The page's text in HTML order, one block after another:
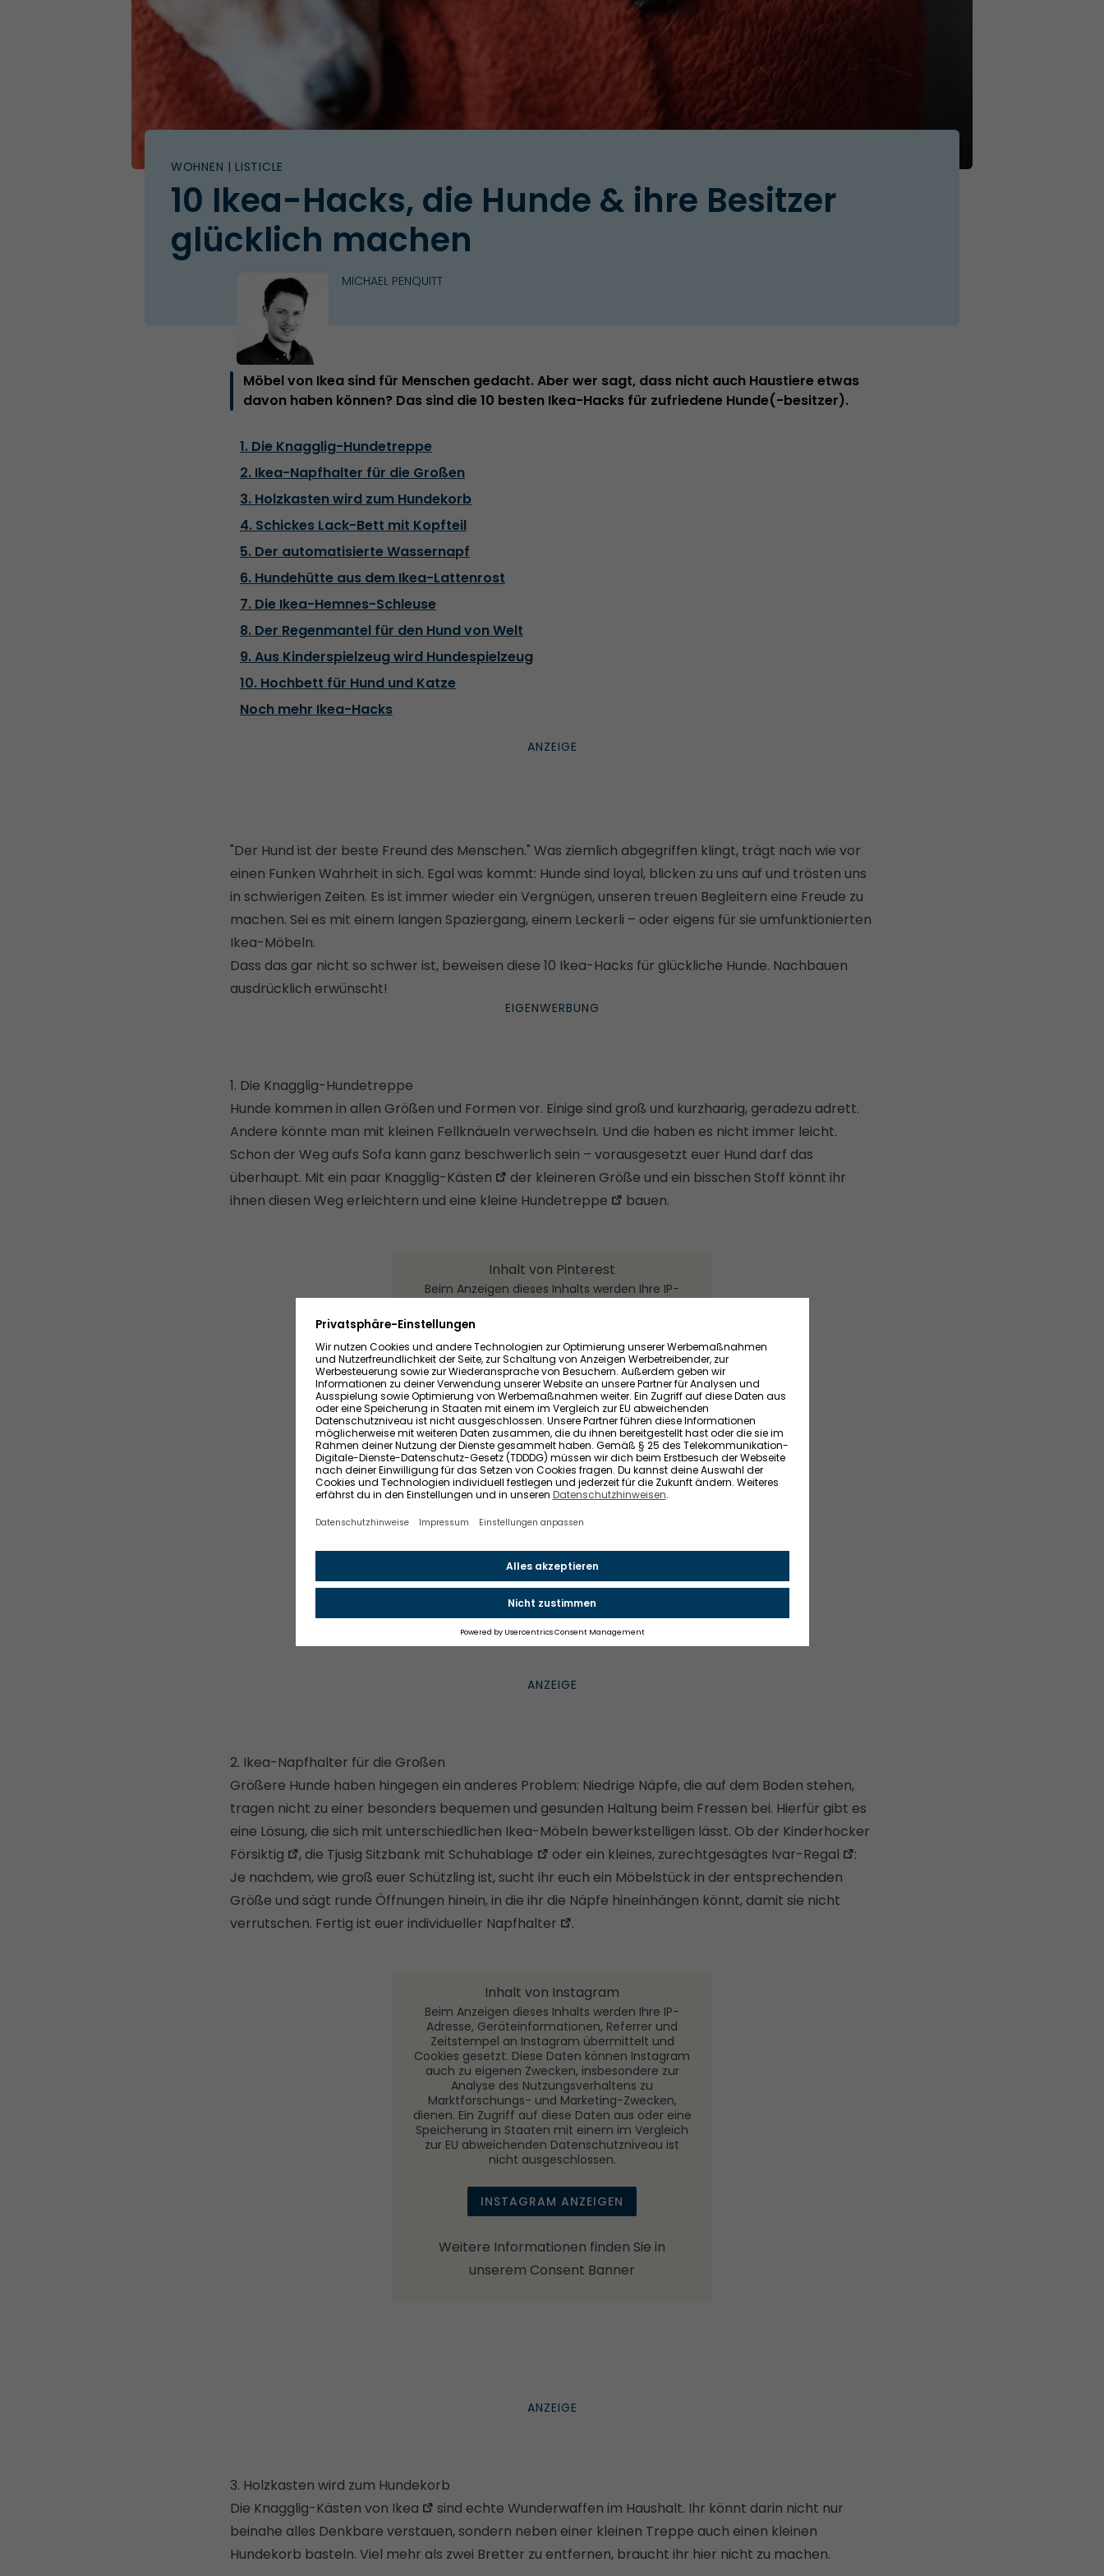
WOHNEN | LISTICLE
10 Ikea-Hacks, die Hunde & ihre Besitzer
glücklich machen
MICHAEL PENQUITT
Möbel von Ikea sind für Menschen gedacht. Aber wer sagt, dass nicht auch Haustiere etwas
davon haben können? Das sind die 10 besten Ikea-Hacks für zufriedene Hunde(-besitzer).
1. Die Knagglig-Hundetreppe
2. Ikea-Napfhalter für die Großen
3. Holzkasten wird zum Hundekorb
4. Schickes Lack-Bett mit Kopfteil
5. Der automatisierte Wassernapf
6. Hundehütte aus dem Ikea-Lattenrost
7. Die Ikea-Hemnes-Schleuse
8. Der Regenmantel für den Hund von Welt
9. Aus Kinderspielzeug wird Hundespielzeug
10. Hochbett für Hund und Katze
Noch mehr Ikea-Hacks
"Der Hund ist der beste Freund des Menschen." Was ziemlich abgegriffen klingt, trägt nach wie vor
einen Funken Wahrheit in sich. Egal was kommt: Hunde sind loyal, blicken zu uns auf und trösten uns
in schwierigen Zeiten. Es ist immer wieder ein Vergnügen, unseren treuen Begleitern eine Freude zu
machen. Sei es mit einem langen Spaziergang, einem Leckerli – oder eigens für sie umfunktionierten
Ikea-Möbeln.
Dass das gar nicht so schwer ist, beweisen diese 10 Ikea-Hacks für glückliche Hunde. Nachbauen
ausdrücklich erwünscht!
1. Die Knagglig-Hundetreppe
Hunde kommen in allen Größen und Formen vor. Einige sind groß und kurzhaarig, geradezu adrett.
Andere könnte man mit kleinen Fellknäueln verwechseln. Und die haben es nicht immer leicht.
Schon der Weg aufs Sofa kann ganz beschwerlich sein – vorausgesetzt euer Hund darf das
überhaupt. Mit ein paar Knagglig-Kästen
der kleineren Größe und ein bisschen Stoff könnt ihr
ihnen diesen Weg erleichtern und eine kleine Hundetreppe bauen.
Inhalt von Pinterest
Beim Anzeigen dieses Inhalts werden Ihre IP-
Zeitstempel an Pinterest übermittelt und
Cookies gesetzt. Diese Daten können Pinterest
auch zu eigenen Zwecken, insbesondere zur
Analyse des Nutzungsverhaltens zu
Marktforschungs- und Marketing-Zwecken,
dienen. Ein Zugriff auf diese Daten aus oder eine
Speicherung in Staaten mit einem im Vergleich
zur EU abweichenden Datenschutzniveau ist
nicht ausgeschlossen.
PINTEREST ANZEIGEN
Weitere Informationen finden Sie in
unseremConsent Banner
2. Ikea-Napfhalter für die Großen
Größere Hunde haben hingegen ein anderes Problem: Niedrige Näpfe, die auf dem Boden stehen,
tragen nicht zu einer besonders bequemen und gesunden Haltung beim Fressen bei. Hierfür gibt es
eine Lösung, die sich mit unterschiedlichen Ikea-Möbeln bewerkstelligen lässt. Ob der Kinderhocker
Försiktig
, die Tjusig Sitzbank mit Schuhablage oder ein kleines, zurechtgesägtes Ivar-Regal
:
Je nachdem, wie groß euer Schützling ist, sucht ihr euch ein Möbelstück in der entsprechenden
Größe und sägt runde Öffnungen hinein, in die ihr die Näpfe hineinhängen könnt, damit sie nicht
verrutschen. Fertig ist euer individueller Napfhalter .
Inhalt von Instagram
Beim Anzeigen dieses Inhalts werden Ihre IP-
Adresse, Geräteinformationen, Referrer und
Zeitstempel an Instagram übermittelt und
Cookies gesetzt. Diese Daten können Instagram
auch zu eigenen Zwecken, insbesondere zur
Analyse des Nutzungsverhaltens zu
Marktforschungs- und Marketing-Zwecken,
dienen. Ein Zugriff auf diese Daten aus oder eine
Speicherung in Staaten mit einem im Vergleich
zur EU abweichenden Datenschutzniveau ist
nicht ausgeschlossen.
INSTAGRAM ANZEIGEN
Weitere Informationen finden Sie in
unserem Consent Banner
3. Holzkasten wird zum Hundekorb
Die Knagglig-Kästen von Ikea
sind echte Wunderwaffen im Haushalt. Ihr könnt darin nicht nur
beinahe alles Denkbare verstauen, sondern neben einer kleinen Treppe auch einen kleinen
Hundekorb basteln. Viel mehr als zwei Bretter zu entfernen, braucht ihr hier nicht zu machen.